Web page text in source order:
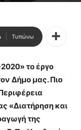
Τυπώνω
το έργο
Δήμο μας. Πιο
«Διατήρηση και
της